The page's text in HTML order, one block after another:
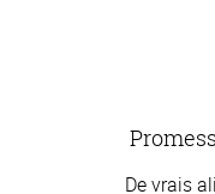
De vrais